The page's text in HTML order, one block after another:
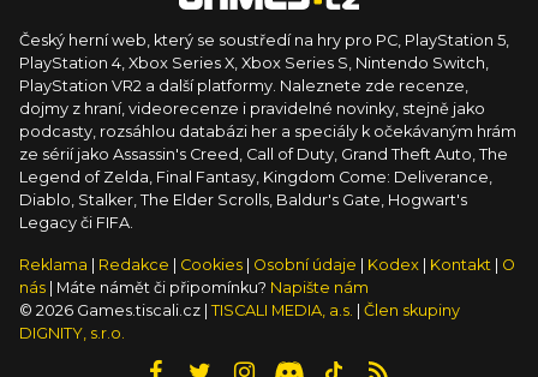
Český herní web, který se soustředí na hry pro PC, PlayStation 5,
PlayStation 4, Xbox Series X, Xbox Series S, Nintendo Switch,
PlayStation VR2 a další platformy. Naleznete zde recenze,
dojmy z hraní, videorecenze i pravidelné novinky, stejně jako
podcasty, rozsáhlou databázi her a speciály k očekávaným hrám
ze sérií jako Assassin's Creed, Call of Duty, Grand Theft Auto, The
Legend of Zelda, Final Fantasy, Kingdom Come: Deliverance,
Diablo, Stalker, The Elder Scrolls, Baldur's Gate, Hogwart's
Legacy či FIFA.
Reklama Redakce Cookies Osobní údaje Kodex Kontakt
O
nás
| Máte námět či připomínku? Napište nám
© 2026 Games.tiscali.cz | TISCALI MEDIA, a.s.
Člen skupiny
DIGNITY, s.r.o.